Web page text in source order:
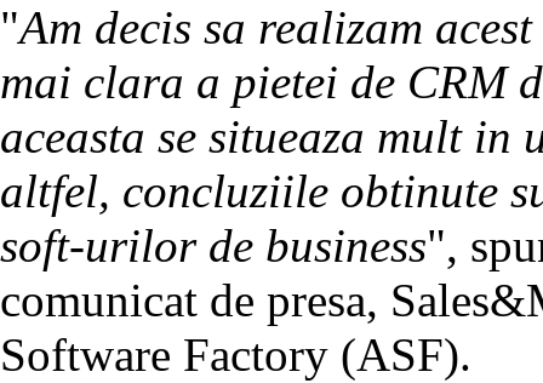
"Am decis sa realizam
mai clara a pietei de CRM
aceasta se situeaza mult
altfel, concluziile obtinute
soft-urilor de business",
comunicat de presa,
Software Factory (ASF).